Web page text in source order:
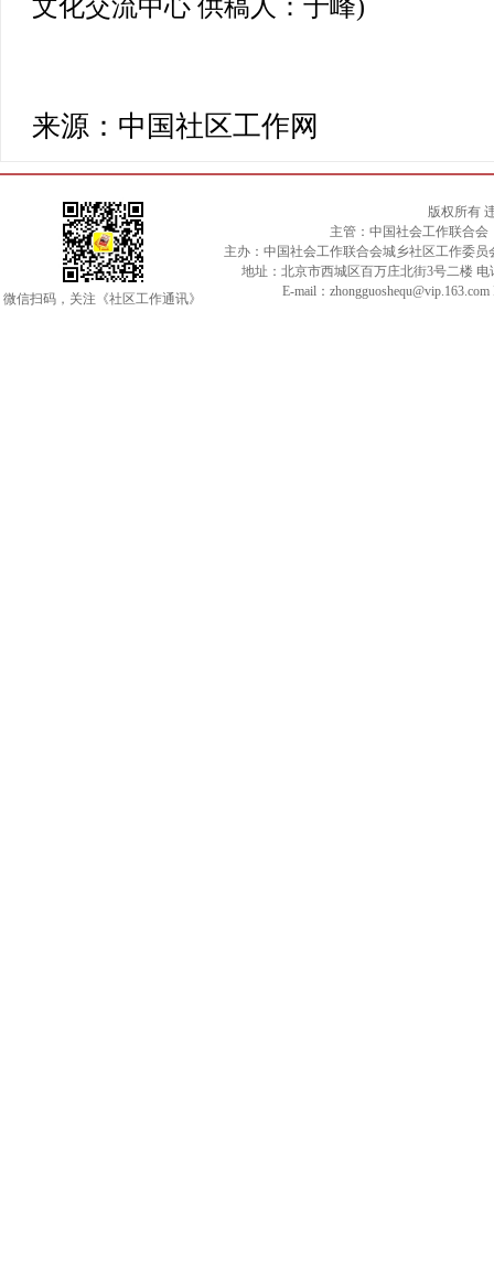
文化交流中心 供稿人：于峰)
来源：中国社区工作网
微信扫码，关注《社区工作通讯》
版权所有
主管：中国社会工作联合
主办：中国社会工作联合会城乡社区工作委
地址：北京市西城区百万庄北街3号二楼
E-mail：